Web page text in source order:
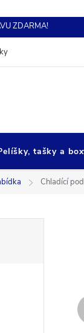
ZDARMA!
tašky a
Chladící